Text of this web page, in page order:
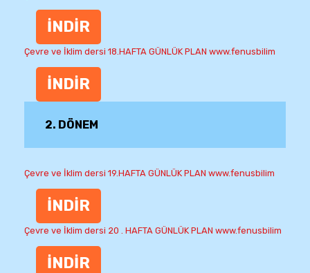
İNDİR
Çevre ve İklim dersi 18.HAFTA GÜNLÜK PLAN www.fenusbilim
İNDİR
2. DÖNEM
Çevre ve İklim dersi 19.HAFTA GÜNLÜK PLAN www.fenusbilim
İNDİR
Çevre ve İklim dersi 20 . HAFTA GÜNLÜK PLAN www.fenusbilim
İNDİR